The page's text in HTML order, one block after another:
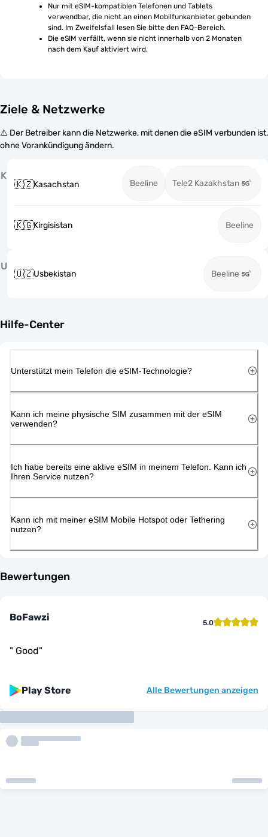
Nur mit eSIM-kompatiblen Telefonen und Tablets
verwendbar, die nicht an einen Mobilfunkanbieter gebunden
sind. Im Zweifelsfall lesen Sie bitte den FAQ-Bereich.
Die eSIM verfällt, wenn sie nicht innerhalb von 2 Monaten
nach dem Kauf aktiviert wird.
Ziele & Netzwerke
⚠️ Der Betreiber kann die Netzwerke, mit denen die eSIM verbunden ist,
ohne Vorankündigung ändern.
K
🇰🇿Kasachstan Beeline Tele2 Kazakhstan
🇰🇬Kirgisistan Beeline
U
🇺🇿Usbekistan Beeline
Hilfe-Center
Unterstützt mein Telefon die eSIM-Technologie?
Kann ich meine physische SIM zusammen mit der eSIM
verwenden?
Ich habe bereits eine aktive eSIM in meinem Telefon. Kann ich
Ihren Service nutzen?
Kann ich mit meiner eSIM Mobile Hotspot oder Tethering
nutzen?
Bewertungen
BoFawzi 5.0
" Good"
Play Store Alle Bewertungen anzeigen